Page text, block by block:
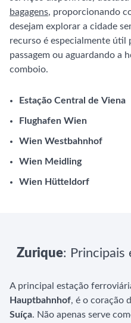
bagagens, proporcionando
desejam explorar a cidade
recurso é especialmente útil
passagem ou aguardando a
comboio.
Estação Central de Viena
Flughafen Wien
Wien Westbahnhof
Wien Meidling
Wien Hütteldorf
Zurique: Principais
A principal estação
Hauptbahnhof, é o coração
Suíça. Não apenas serve